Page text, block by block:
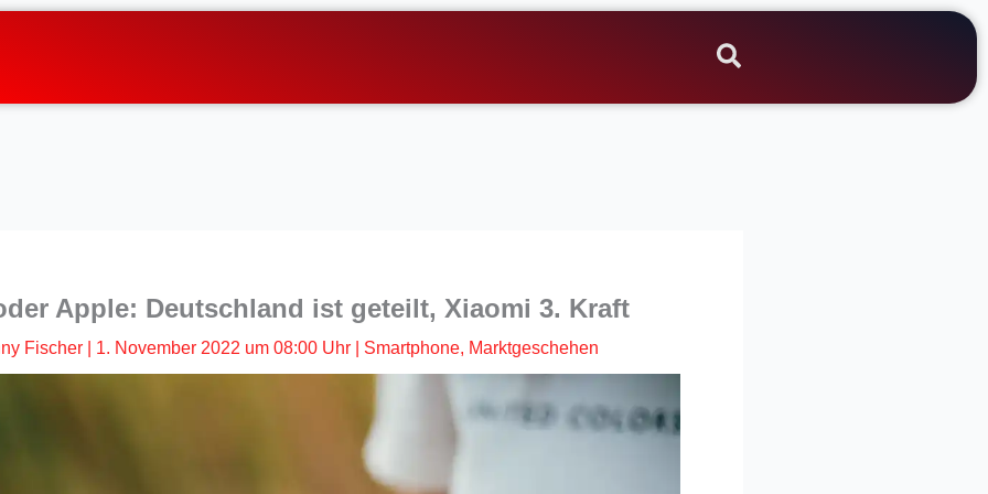
Apple: Deutschland ist geteilt, Xiaomi 3. Kraft
Fischer 1. November 2022 um 08:00 Uhr| Smartphone, Marktgeschehen